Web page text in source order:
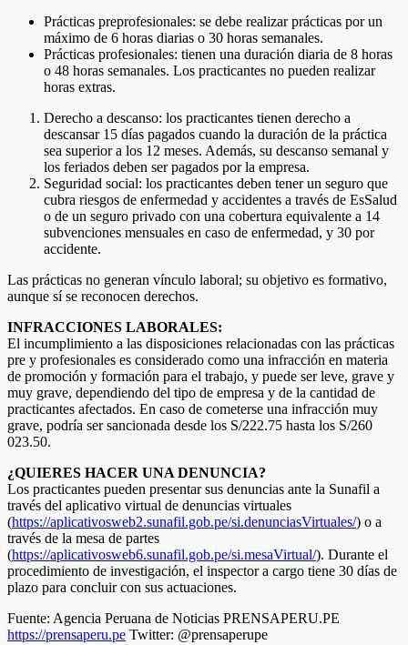
Prácticas preprofesionales: se debe realizar prácticas por un
máximo de 6 horas diarias o 30 horas semanales.
Prácticas profesionales: tienen una duración diaria de 8 horas
o 48 horas semanales. Los practicantes no pueden realizar
horas extras.
Derecho a descanso: los practicantes tienen derecho a
descansar 15 días pagados cuando la duración de la práctica
sea superior a los 12 meses. Además, su descanso semanal y
los feriados deben ser pagados por la empresa.
Seguridad social: los practicantes deben tener un seguro que
cubra riesgos de enfermedad y accidentes a través de EsSalud
o de un seguro privado con una cobertura equivalente a 14
subvenciones mensuales en caso de enfermedad, y 30 por
accidente.
Las prácticas no generan vínculo laboral; su objetivo es formativo,
aunque sí se reconocen derechos.
INFRACCIONES LABORALES:
El incumplimiento a las disposiciones relacionadas con las prácticas
pre y profesionales es considerado como una infracción en materia
de promoción y formación para el trabajo, y puede ser leve, grave y
muy grave, dependiendo del tipo de empresa y de la cantidad de
practicantes afectados. En caso de cometerse una infracción muy
grave, podría ser sancionada desde los S/222.75 hasta los S/260
023.50.
¿QUIERES HACER UNA DENUNCIA?
Los practicantes pueden presentar sus denuncias ante la Sunafil a
través del aplicativo virtual de denuncias virtuales
(https://aplicativosweb2.sunafil.gob.pe/si.denunciasVirtuales/) o a
través de la mesa de partes
(https://aplicativosweb6.sunafil.gob.pe/si.mesaVirtual/). Durante el
procedimiento de investigación, el inspector a cargo tiene 30 días de
plazo para concluir con sus actuaciones.
Fuente: Agencia Peruana de Noticias PRENSAPERU.PE
https://prensaperu.pe Twitter: @prensaperupe